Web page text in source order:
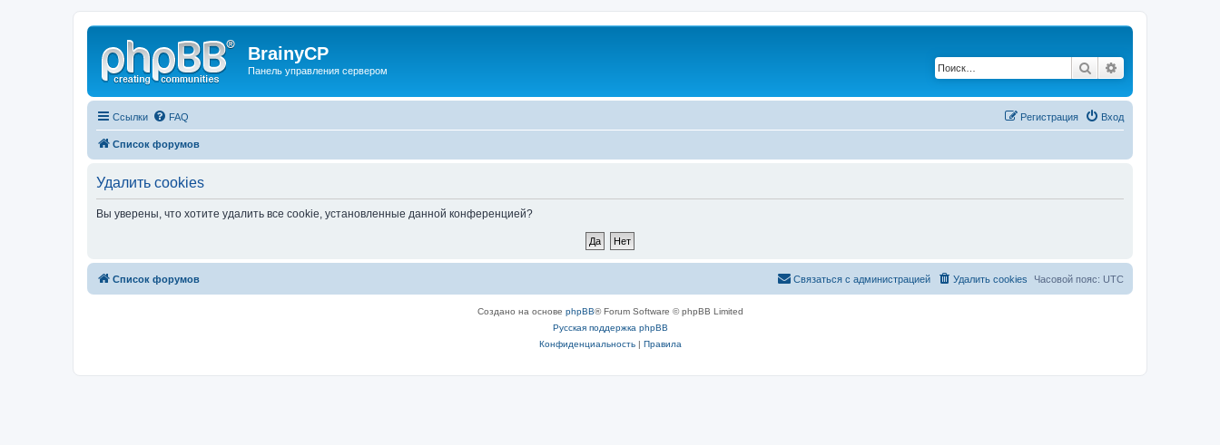
BrainyCP
Панель управления сервером Поиск
Ссылки FAQ Вход
Регистрация
Список форумов
Удалить cookies
Вы уверены, что хотите удалить все cookie, установленные данной конференцией?
Список форумов Часовой пояс: UTC
Удалить cookies
Связаться с администрацией
Создано на основе phpBB® Forum Software © phpBB Limited
Русская поддержка phpBB
Конфиденциальность| Правила